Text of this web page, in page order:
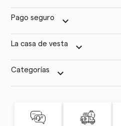
Pago seguro keyboard_arrow_down
La casa de vesta keyboard_arrow_down
Categorías keyboard_arrow_down